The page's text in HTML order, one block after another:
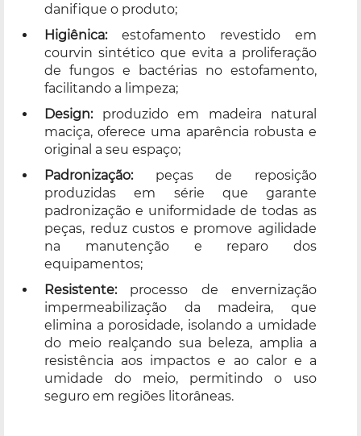
danifique o produto;
Higiênica:estofamento revestido em
courvin sintético que evita a proliferação
de fungos e bactérias no estofamento,
facilitando a limpeza;
Design:produzido em madeira natural
maciça, oferece uma aparência robusta e
original a seu espaço;
Padronização:peças de reposição
produzidas em série que garante
padronização e uniformidade de todas as
peças, reduz custos e promove agilidade
na manutenção e reparo dos
equipamentos;
Resistente:processo de envernização
impermeabilização da madeira, que
elimina a porosidade, isolando a umidade
do meio realçando sua beleza, amplia a
resistência aos impactos e ao calor e a
umidade do meio, permitindo o uso
seguro em regiões litorâneas.